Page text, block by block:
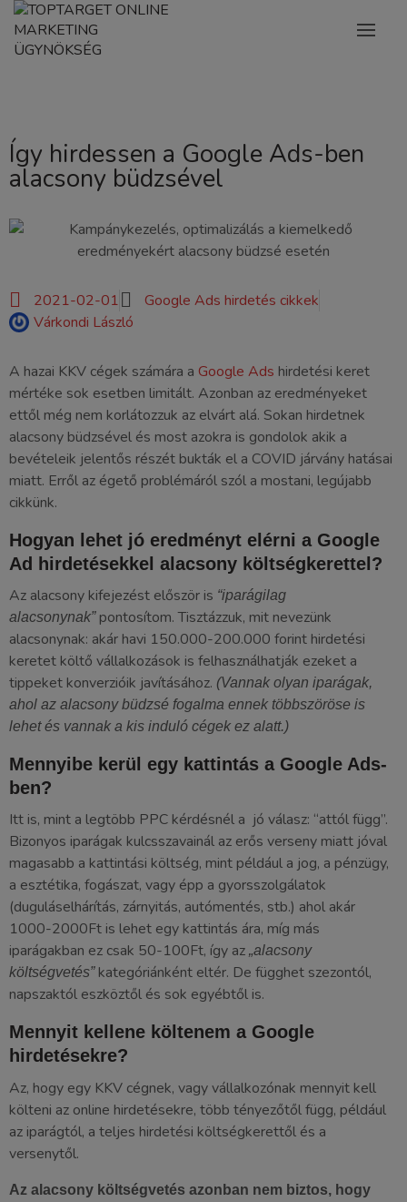
Így hirdessen a Google Ads-ben
alacsony büdzsével
2021-02-01
Google Ads hirdetés cikkek
Várkondi László
A hazai KKV cégek számára a Google Ads hirdetési keret
mértéke sok esetben limitált. Azonban az eredményeket
ettől még nem korlátozzuk az elvárt alá. Sokan hirdetnek
alacsony büdzsével és most azokra is gondolok akik a
bevételeik jelentős részét bukták el a COVID járvány hatásai
miatt. Erről az égető problémáról szól a mostani, legújabb
cikkünk.
Hogyan lehet jó eredményt elérni a Google
Ad hirdetésekkel alacsony költségkerettel?
Az alacsony kifejezést először is “iparágilag
alacsonynak”pontosítom. Tisztázzuk, mit nevezünk
alacsonynak: akár havi 150.000-200.000 forint hirdetési
keretet költő vállalkozások is felhasználhatják ezeket a
tippeket konverzióik javításához. (Vannak olyan iparágak,
ahol az alacsony büdzsé fogalma ennek többszöröse is
lehet és vannak a kis induló cégek ez alatt.)
Mennyibe kerül egy kattintás a Google Ads-
ben?
Itt is, mint a legtöbb PPC kérdésnél a jó válasz: “attól függ”.
Bizonyos iparágak kulcsszavainál az erős verseny miatt jóval
magasabb a kattintási költség, mint például a jog, a pénzügy,
a esztétika, fogászat, vagy épp a gyorsszolgálatok
(duguláselhárítás, zárnyitás, autómentés, stb.) ahol akár
1000-2000Ft is lehet egy kattintás ára, míg más
iparágakban ez csak 50-100Ft, így az „alacsony
költségvetés”kategóriánként eltér. De függhet szezontól,
napszaktól eszköztől és sok egyébtől is.
Mennyit kellene költenem a Google
hirdetésekre?
Az, hogy egy KKV cégnek, vagy vállalkozónak mennyit kell
költeni az online hirdetésekre, több tényezőtől függ, például
az iparágtól, a teljes hirdetési költségkerettől és a
versenytől.
Az alacsony költségvetés azonban nem biztos, hogy